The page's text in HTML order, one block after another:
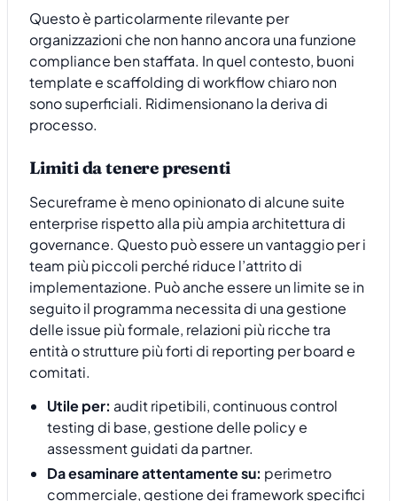
Questo è particolarmente rilevante per
organizzazioni che non hanno ancora una funzione
compliance ben staffata. In quel contesto, buoni
template e scaffolding di workflow chiaro non
sono superficiali. Ridimensionano la deriva di
processo.
Limiti da tenere presenti
Secureframe è meno opinionato di alcune suite
enterprise rispetto alla più ampia architettura di
governance. Questo può essere un vantaggio per i
team più piccoli perché riduce l’attrito di
implementazione. Può anche essere un limite se in
seguito il programma necessita di una gestione
delle issue più formale, relazioni più ricche tra
entità o strutture più forti di reporting per board e
comitati.
Utile per: audit ripetibili, continuous control
testing di base, gestione delle policy e
assessment guidati da partner.
Da esaminare attentamente su: perimetro
commerciale, gestione dei framework specifici